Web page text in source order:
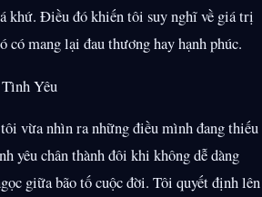
khứ. Điều đó khiến tôi suy nghĩ về giá trị
có mang lại đau thương hay hạnh phúc.
Yêu
vừa nhìn ra những điều mình đang thiếu
yêu chân thành đôi khi không dễ dàng
giữa bão tố cuộc đời. Tôi quyết định lên